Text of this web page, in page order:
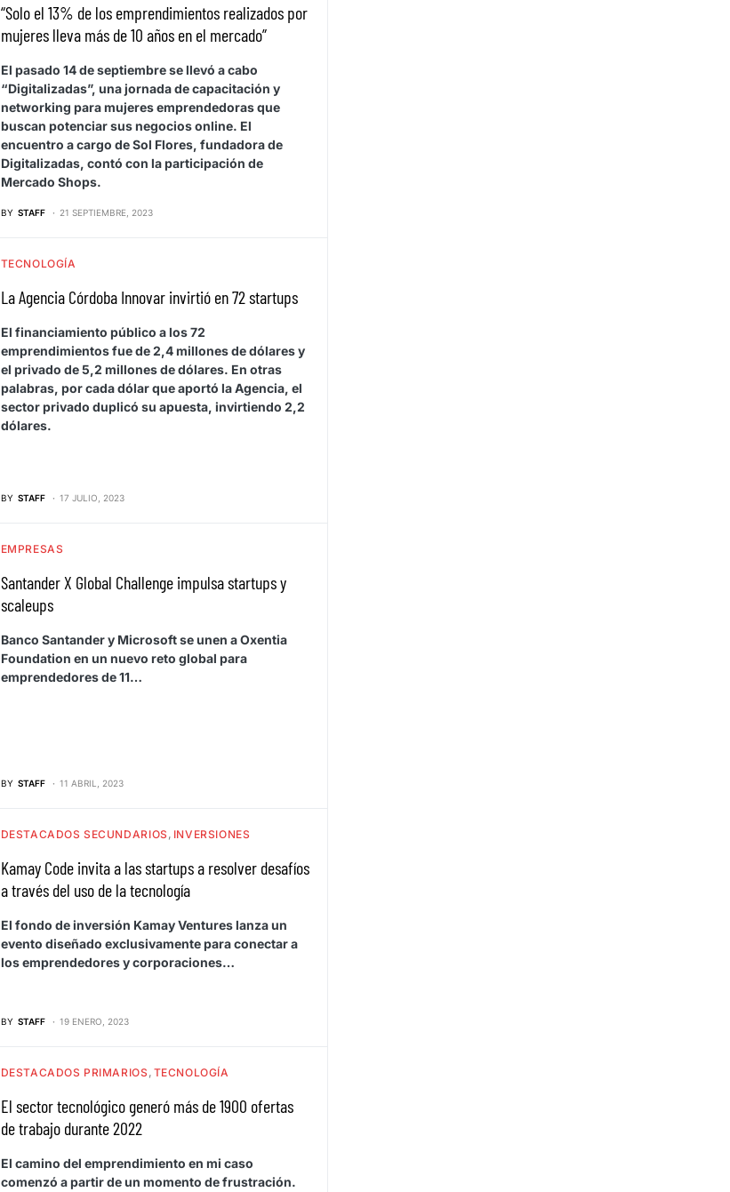
“Solo el 13% de los emprendimientos realizados por
mujeres lleva más de 10 años en el mercado”
El pasado 14 de septiembre se llevó a cabo
“Digitalizadas”, una jornada de capacitación y
networking para mujeres emprendedoras que
buscan potenciar sus negocios online. El
encuentro a cargo de Sol Flores, fundadora de
Digitalizadas, contó con la participación de
Mercado Shops.
BY STAFF 21 SEPTIEMBRE, 2023
TECNOLOGÍA
La Agencia Córdoba Innovar invirtió en 72 startups
El financiamiento público a los 72
emprendimientos fue de 2,4 millones de dólares y
el privado de 5,2 millones de dólares. En otras
palabras, por cada dólar que aportó la Agencia, el
sector privado duplicó su apuesta, invirtiendo 2,2
dólares.
BY STAFF 17 JULIO, 2023
EMPRESAS
Santander X Global Challenge impulsa startups y
scaleups
Banco Santander y Microsoft se unen a Oxentia
Foundation en un nuevo reto global para
emprendedores de 11…
BY STAFF 11 ABRIL, 2023
DESTACADOS SECUNDARIOS INVERSIONES
Kamay Code invita a las startups a resolver desafíos
a través del uso de la tecnología
El fondo de inversión Kamay Ventures lanza un
evento diseñado exclusivamente para conectar a
los emprendedores y corporaciones…
BY STAFF 19 ENERO, 2023
DESTACADOS PRIMARIOS TECNOLOGÍA
El sector tecnológico generó más de 1900 ofertas
de trabajo durante 2022
El camino del emprendimiento en mi caso
comenzó a partir de un momento de frustración.